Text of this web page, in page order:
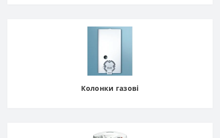
Колонки газові